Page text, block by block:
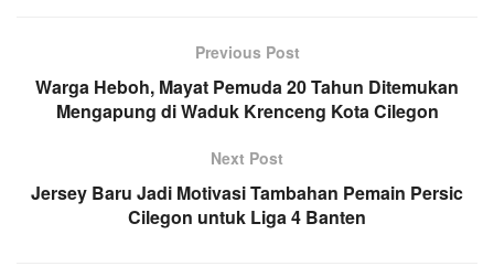
Previous Post
Warga Heboh, Mayat Pemuda 20 Tahun Ditemukan
Mengapung di Waduk Krenceng Kota Cilegon
Next Post
Jersey Baru Jadi Motivasi Tambahan Pemain Persic
Cilegon untuk Liga 4 Banten